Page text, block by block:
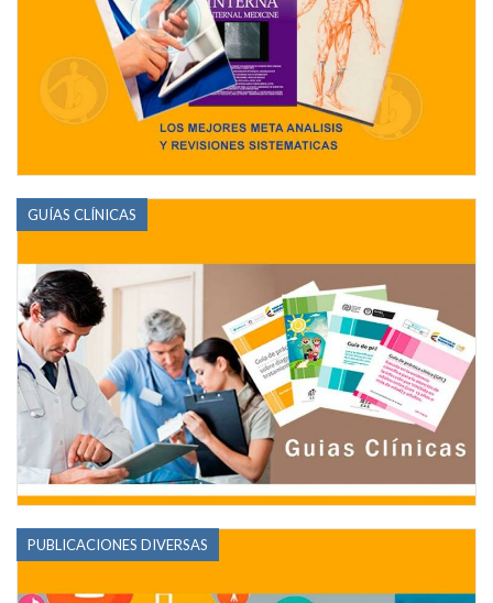
GUÍAS CLÍNICAS
PUBLICACIONES DIVERSAS